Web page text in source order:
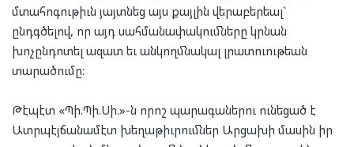
մտահոգութիւն յայտնեց այս քայլին վերաբերեալ`
ընդգծելով, որ այդ սահմանափակումները կրնան
խոչընդոտել ազատ եւ անկողմնակալ լրատուութեան
տարածումը:
Թէպէտ «Պի.Պի.Սի.»-ն որոշ պարագաներու ունեցած է
Ատրպէյճանամէտ խեղաթիւրումներ Արցախի մասին իր